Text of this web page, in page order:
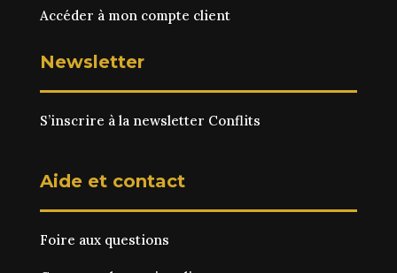
Accéder à mon compte client
Newsletter
S’inscrire à la newsletter Conflits
Aide et contact
Foire aux questions